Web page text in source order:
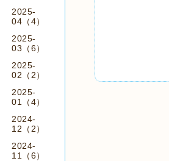
2025-
04（4）
2025-
03（6）
2025-
02（2）
2025-
01（4）
2024-
12（2）
2024-
11（6）